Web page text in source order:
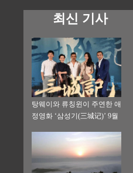
최신 기사
탕웨이와 류칭윈이 주연한 애
정영화 ‘삼성기(三城记)’ 9월